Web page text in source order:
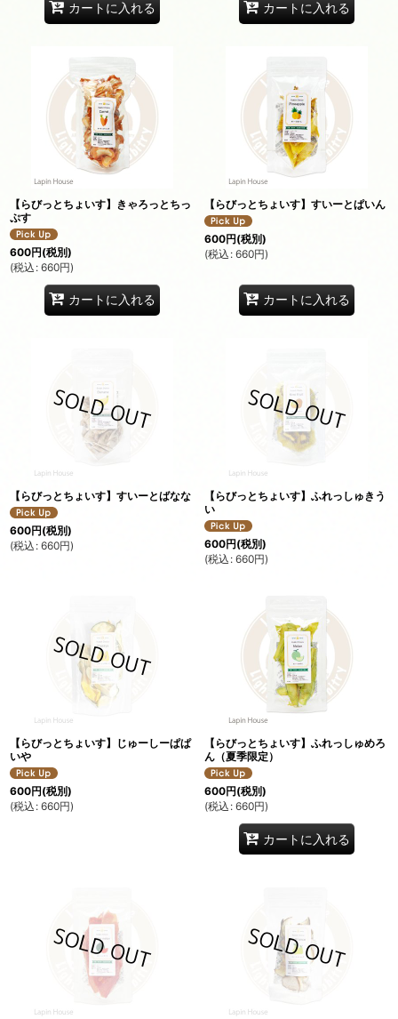
カートに入れる カートに入れる
【らびっとちょいす】きゃろっとちっ
ぷす
600円(税別)
(税込 : 660円)
カートに入れる
【らびっとちょいす】すいーとぱいん
600円(税別)
(税込 : 660円)
カートに入れる
【らびっとちょいす】すいーとばなな
600円(税別)
(税込 : 660円)
【らびっとちょいす】ふれっしゅきう
い
600円(税別)
(税込 : 660円)
【らびっとちょいす】じゅーしーぱぱ
いや
600円(税別)
(税込 : 660円)
【らびっとちょいす】ふれっしゅめろ
ん（夏季限定）
600円(税別)
(税込 : 660円)
カートに入れる